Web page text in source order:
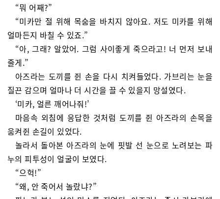
“뭐 어째?”
“미카만 절 위해 목숨을 바치지 않아요. 저도 미카를 위해
얼마든지 바칠 수 있죠.”
“아, 그래? 알았어. 그럼 사이좋게 죽으라고! 너 먼저 보내
줄게.”
아즈라는 도끼를 쥔 손을 다시 치켜들었다. 가브리는 눈을
질끈 감으며 얼마나 더 시간을 끌 수 있을지 망설였다.
‘미카, 얼른 깨어나줘!’
마음속 외침에 응답한 것처럼 도끼를 쥔 아즈라의 손목을
움켜쥔 손길이 있었다.
놀라서 돌아본 아즈라의 눈에 핏발 선 눈으로 노려보는 파
누의 피투성이 얼굴이 보였다.
“으헉!”
“왜, 안 죽어서 놀랐냐?”